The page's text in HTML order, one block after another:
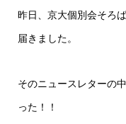
昨日、京大個別会そろ
届きました。
そのニュースレターの
った！！